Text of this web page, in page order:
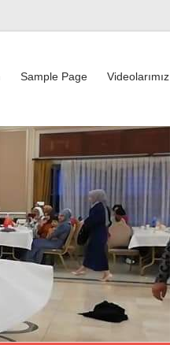
Sample Page Videolarımız